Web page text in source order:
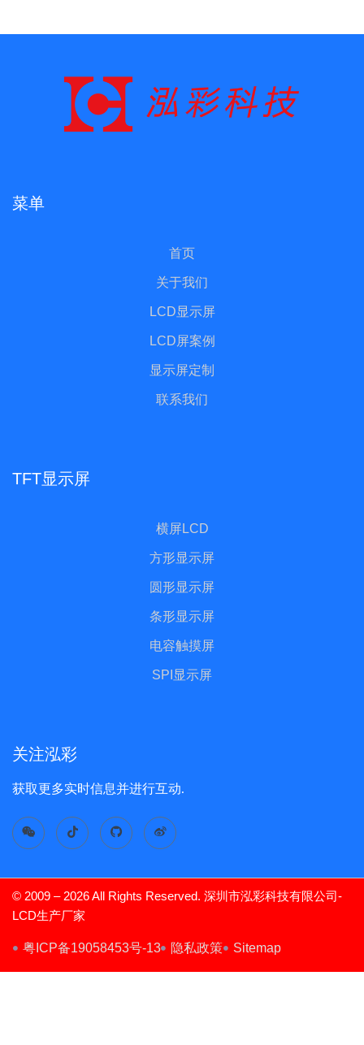
菜单
首页
关于我们
LCD显示屏
LCD屏案例
显示屏定制
联系我们
TFT显示屏
横屏LCD
方形显示屏
圆形显示屏
条形显示屏
电容触摸屏
SPI显示屏
关注泓彩
获取更多实时信息并进行互动.
© 2009 – 2026 All Rights Reserved. 深圳市泓彩科技有限公司-
LCD生产厂家
粤ICP备19058453号-13 隐私政策 Sitemap